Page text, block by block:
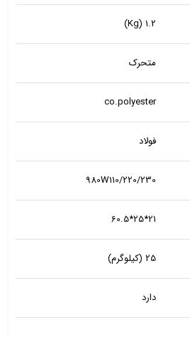
Kg) 1.2)
متحرک
co.polyester
فولاد
980W110/220/230
21*25*60.5
25 (کیلوگرم)
دارد